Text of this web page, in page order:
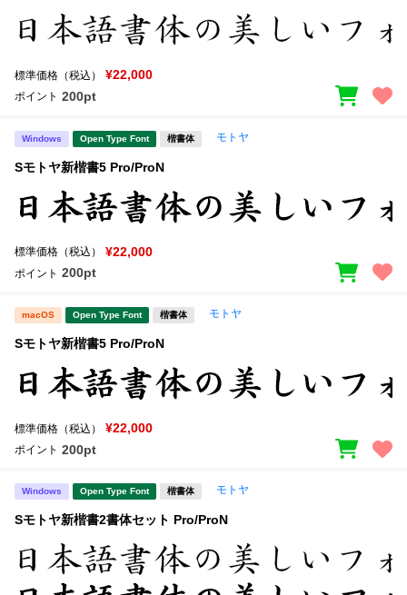
標準価格（税込） ¥22,000
ポイント 200pt
Windows Open Type Font 楷書体 モトヤ
Sモトヤ新楷書5 Pro/ProN
標準価格（税込） ¥22,000
ポイント 200pt
macOS Open Type Font 楷書体 モトヤ
Sモトヤ新楷書5 Pro/ProN
標準価格（税込） ¥22,000
ポイント 200pt
Windows Open Type Font 楷書体 モトヤ
Sモトヤ新楷書2書体セット Pro/ProN